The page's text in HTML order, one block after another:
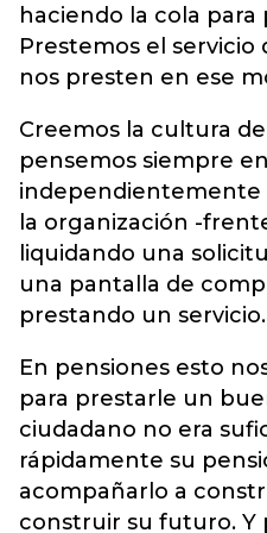
haciendo la cola para
Prestemos el servicio
nos presten en ese
Creemos la cultura
pensemos siempre
independientemente
la organización -
liquidando una
una pantalla de
prestando un servicio.
En pensiones esto
para prestarle un
ciudadano no era
rápidamente su
acompañarlo a
construir su futuro. Y